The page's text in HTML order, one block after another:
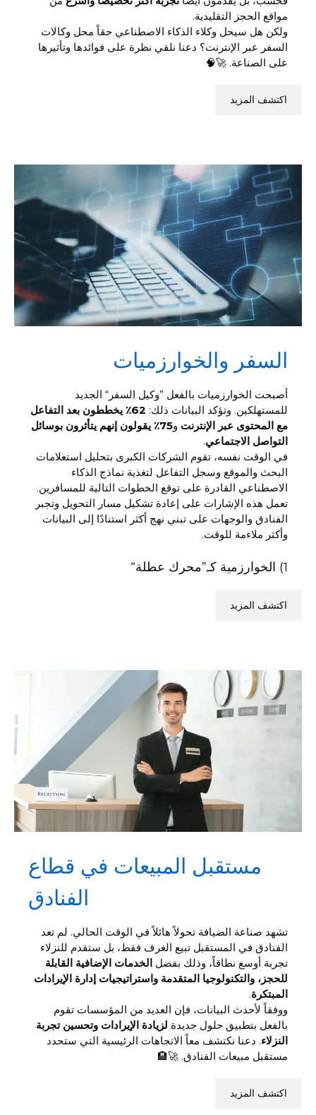
مواقع الحجز التقليدية.
ولكن هل سيحل وكلاء الذكاء الاصطناعي حقاً محل وكالات
السفر عبر الإنترنت؟ دعنا نلقي نظرة على فوائدها وتأثيرها
على الصناعة. 🚀🧠
اكتشف المزيد
السفر والخوارزميات
أصبحت الخوارزميات بالفعل ”وكيل السفر“ الجديد
للمستهلكين. وتؤكد البيانات ذلك:
62٪ يخططون بعد التفاعل
مع المحتوى عبر الإنترنت و
75٪ يقولون إنهم يتأثرون بوسائل
التواصل الاجتماعي.
في الوقت نفسه، تقوم الشركات الكبرى بتحليل استعلامات
البحث والموقع وسجل التفاعل لتغذية نماذج الذكاء
الاصطناعي القادرة على توقع الخطوات التالية للمسافرين.
تعمل هذه الإشارات على إعادة تشكيل مسار التحويل وتجبر
الفنادق والوجهات على تبني نهج أكثر استنادًا إلى البيانات
وأكثر ملاءمة للوقت.
1) الخوارزمية كـ”محرك عطلة“
اكتشف المزيد
مستقبل المبيعات في قطاع
الفنادق
تشهد صناعة الضيافة تحولاً هائلاً في الوقت الحالي. لم تعد
الفنادق في المستقبل تبيع الغرف فقط، بل ستقدم للنزلاء
تجربة أوسع نطاقاً، وذلك بفضل الخدمات الإضافية القابلة
للحجز، والتكنولوجيا المتقدمة واستراتيجيات إدارة الإيرادات
المبتكرة.
ووفقاً لأحدث البيانات، فإن العديد من المؤسسات تقوم
بالفعل بتطبيق حلول جديدة لزيادة الإيرادات وتحسين تجربة
النزلاء. دعنا نكتشف معاً الاتجاهات الرئيسية التي ستحدد
مستقبل مبيعات الفنادق. 🚀🏨
اكتشف المزيد